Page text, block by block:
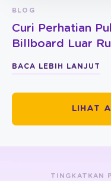
BLOG
Curi Perhatian
Billboard Luar
BACA LEBIH LANJUT
LIHAT
TINGKATKAN